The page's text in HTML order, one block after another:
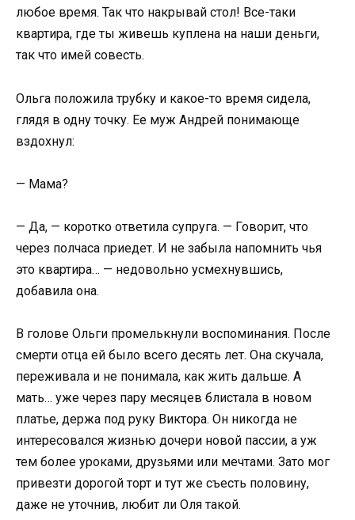
любое время. Так что накрывай стол! Все-таки
квартира, где ты живешь куплена на наши деньги,
так что имей совесть.
Ольга положила трубку и какое-то время сидела,
глядя в одну точку. Ее муж Андрей понимающе
вздохнул:
— Мама?
— Да, — коротко ответила супруга. — Говорит, что
через полчаса приедет. И не забыла напомнить чья
это квартира… — недовольно усмехнувшись,
добавила она.
В голове Ольги промелькнули воспоминания. После
смерти отца ей было всего десять лет. Она скучала,
переживала и не понимала, как жить дальше. А
мать… уже через пару месяцев блистала в новом
платье, держа под руку Виктора. Он никогда не
интересовался жизнью дочери новой пассии, а уж
тем более уроками, друзьями или мечтами. Зато мог
привезти дорогой торт и тут же съесть половину,
даже не уточнив, любит ли Оля такой.